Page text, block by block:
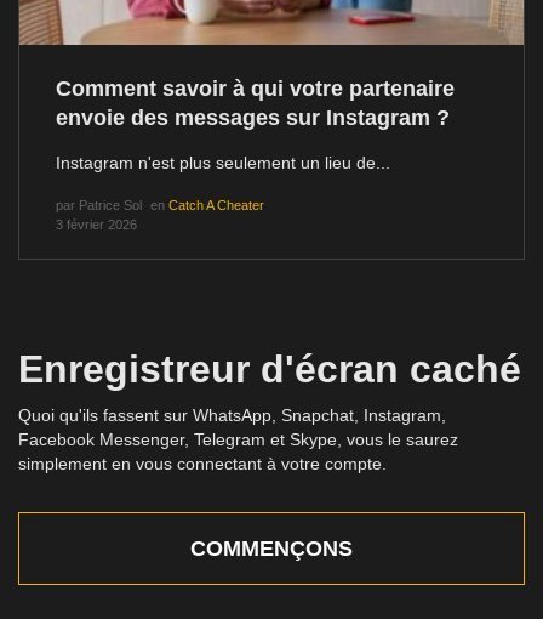
Comment savoir à qui votre partenaire
envoie des messages sur Instagram ?
Instagram n'est plus seulement un lieu de...
par Patrice Sol en Catch A Cheater
3 février 2026
Enregistreur d'écran caché
Quoi qu'ils fassent sur WhatsApp, Snapchat, Instagram,
Facebook Messenger, Telegram et Skype, vous le saurez
simplement en vous connectant à votre compte.
COMMENÇONS